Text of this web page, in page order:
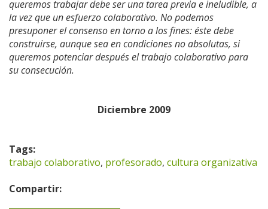
queremos trabajar debe ser una tarea previa e ineludible, a
la vez que un esfuerzo colaborativo. No podemos
presuponer el consenso en torno a los fines: éste debe
construirse, aunque sea en condiciones no absolutas, si
queremos potenciar después el trabajo colaborativo para
su consecución.
Diciembre 2009
Tags:
trabajo colaborativo, profesorado, cultura organizativa
Compartir: